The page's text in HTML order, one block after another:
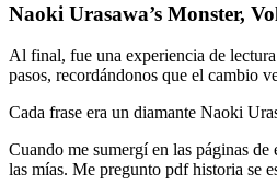
Naoki Urasawa’s Monster,
Al final, fue una experiencia de
pasos, recordándonos que el cambio
Cada frase era un diamante Naoki
Cuando me sumergí en las páginas
las mías. Me pregunto pdf historia se